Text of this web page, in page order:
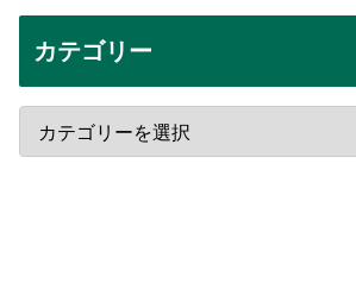
カテゴリー